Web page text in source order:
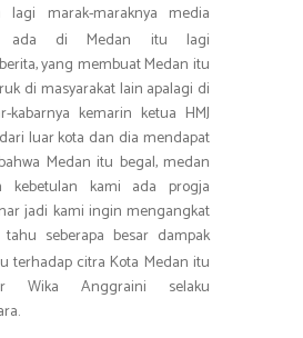
lagi marak-maraknya media
di Medan itu lagi
yang membuat Medan itu
di masyarakat lain apalagi di
kabarnya kemarin ketua HMJ
luar kota dan dia mendapat
Medan itu begal, medan
kami ada progja
jadi kami ingin mengangkat
seberapa besar dampak
terhadap citra Kota Medan itu
Wika Anggraini selaku